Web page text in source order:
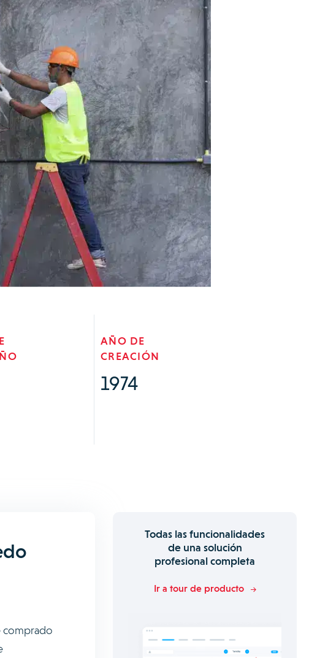
AÑO DE
CREACIÓN
1974
comprado
Todas las funcionalidades
de una solución
profesional completa
Ir a tour de producto